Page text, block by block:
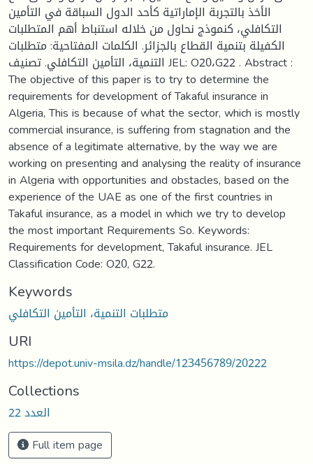
الأخذ بالتجربة الإماراتية كأحد الدول السباقة في التأمين
التكافلي، كنموذج نحاول من خلاله استنباط أهم المتطلبات
الكفيلة بتنمية القطاع بالجزائر. الكلمات المفتاحية: متطلبات
التنمية، التأمين التكافلي. تصنيف JEL: O20،G22 . Abstract :
The objective of this paper is to try to determine the
requirements for development of Takaful insurance in
Algeria, This is because of what the sector, which is mostly
commercial insurance, is suffering from stagnation and the
absence of a legitimate alternative, by the way we are
working on presenting and analysing the reality of insurance
in Algeria with opportunities and obstacles, based on the
experience of the UAE as one of the first countries in
Takaful insurance, as a model in which we try to develop
the most important Requirements So. Keywords:
Requirements for development, Takaful insurance. JEL
Classification Code: O20, G22.
Keywords
متطلبات التنمية، التأمين التكافلي
URI
https://depot.univ-msila.dz/handle/123456789/20222
Collections
العدد 22
Full item page